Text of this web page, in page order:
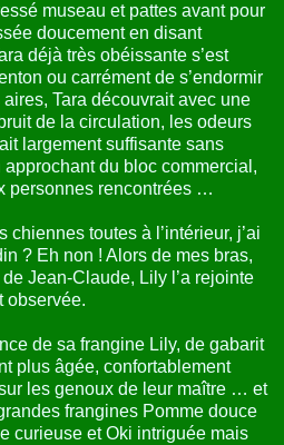
museau et pattes avant pour
doucement en disant
déjà très obéissante s’est
ou carrément de s’endormir
Tara découvrait avec une
de la circulation, les odeurs
largement suffisante sans
du bloc commercial,
personnes rencontrées …
chiennes toutes à l’intérieur, j’ai
? Eh non ! Alors de mes bras,
Jean-Claude, Lily l’a rejointe
observée.
de sa frangine Lily, de gabarit
plus âgée, confortablement
les genoux de leur maître … et
frangines Pomme douce
curieuse et Oki intriguée mais